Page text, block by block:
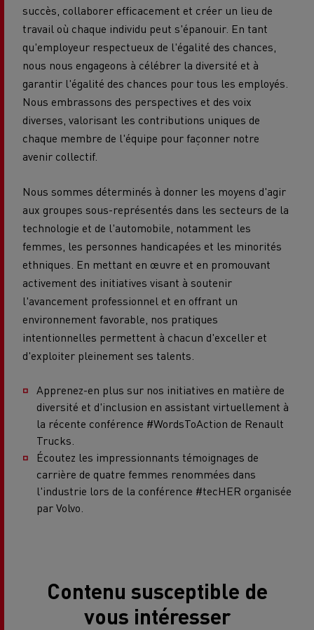
succès, collaborer efficacement et créer un lieu de
travail où chaque individu peut s'épanouir. En tant
qu'employeur respectueux de l'égalité des chances,
nous nous engageons à célébrer la diversité et à
garantir l'égalité des chances pour tous les employés.
Nous embrassons des perspectives et des voix
diverses, valorisant les contributions uniques de
chaque membre de l'équipe pour façonner notre
avenir collectif.
Nous sommes déterminés à donner les moyens d'agir
aux groupes sous-représentés dans les secteurs de la
technologie et de l'automobile, notamment les
femmes, les personnes handicapées et les minorités
ethniques. En mettant en œuvre et en promouvant
activement des initiatives visant à soutenir
l'avancement professionnel et en offrant un
environnement favorable, nos pratiques
intentionnelles permettent à chacun d'exceller et
d'exploiter pleinement ses talents.
Apprenez-en plus sur nos initiatives en matière de
diversité et d'inclusion en assistant virtuellement à
la récente conférence #WordsToAction de Renault
Trucks.
Écoutez les impressionnants témoignages de
carrière de quatre femmes renommées dans
l'industrie lors de la conférence #tecHER organisée
par Volvo.
Contenu susceptible de
vous intéresser